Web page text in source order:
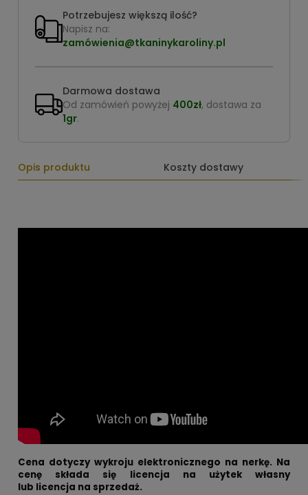
Potrzebujesz większą ilość?
Napisz na:
zamówienia@tkaninykaroliny.pl
Darmowa dostawa
Od zamówień powyżej 400zł, dostawa za
1gr.
Opis produktu Koszty dostawy
Cena dotyczy wykroju elektronicznego na nerkę. Na
cenę składa się licencja na użytek własny
lub licencja na sprzedaż.